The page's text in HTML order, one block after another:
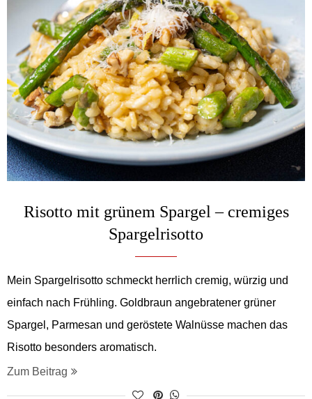
Risotto mit grünem Spargel – cremiges
Spargelrisotto
Mein Spargelrisotto schmeckt herrlich cremig, würzig und
einfach nach Frühling. Goldbraun angebratener grüner
Spargel, Parmesan und geröstete Walnüsse machen das
Risotto besonders aromatisch.
Zum Beitrag